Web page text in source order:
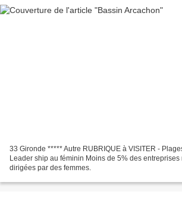
33 Gironde ***** Autre RUBRIQUE à VISITER -
Leader ship au féminin Moins de 5% des
dirigées par des femmes.